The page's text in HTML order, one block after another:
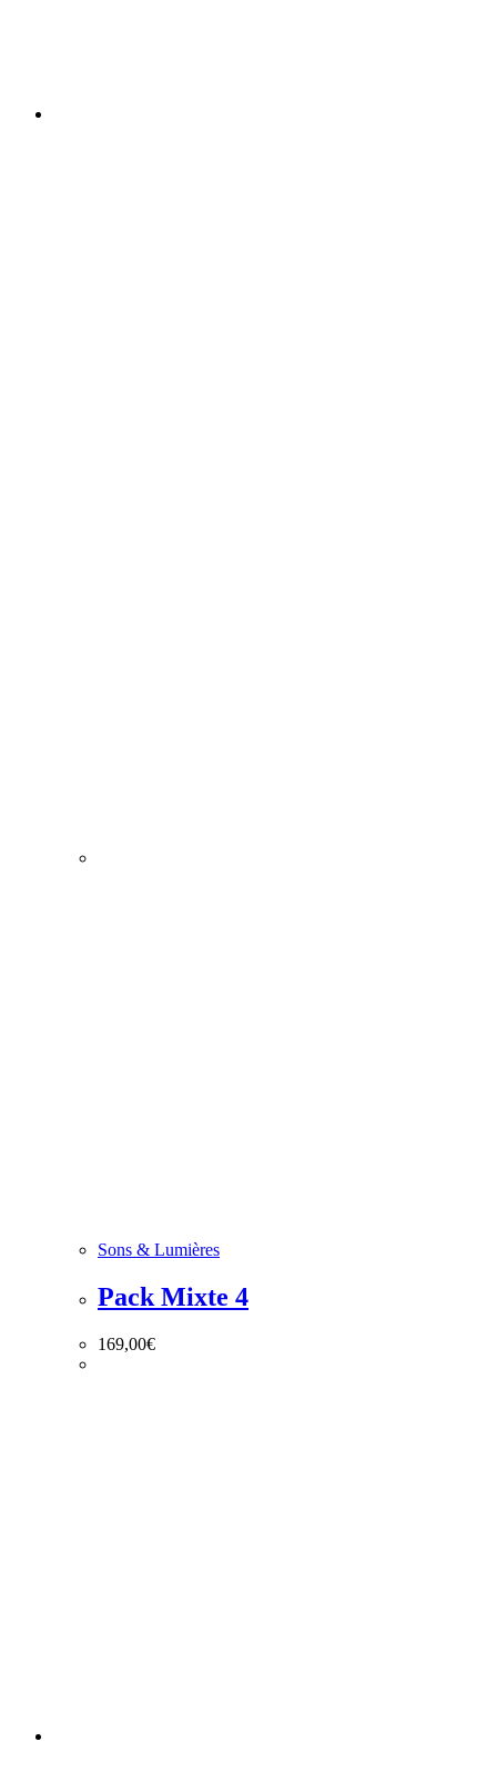
Sons & Lumières
Pack Mixte 4
169,00€